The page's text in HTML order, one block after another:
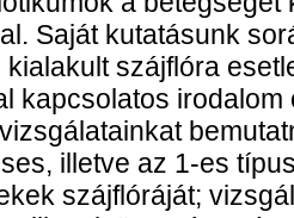
Saját kutatásunk
kialakult szájflóra
kapcsolatos
illetve az 1-es
szájflóráját;